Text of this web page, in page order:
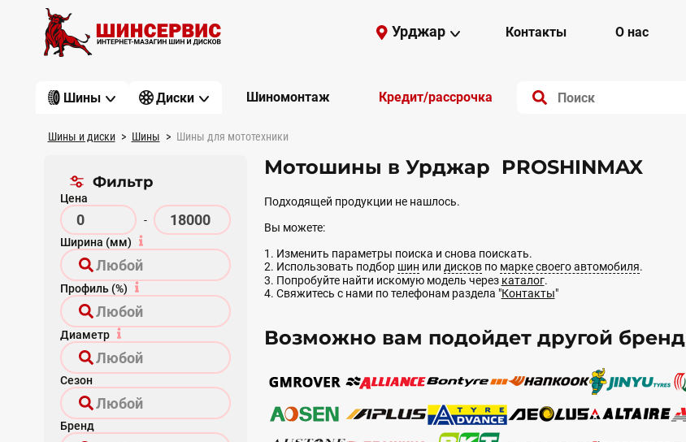
Урджар Контакты О нас
Шины Диски Шиномонтаж Кредит/рассрочка
Шины и диски Шины Шины для мототехники
Фильтр
Цена
-
Ширина (мм)
Профиль (%)
Диаметр
Сезон
Бренд
Мотошины в Урджар PROSHINMAX
Подходящей продукции не нашлось.
Вы можете:
1. Изменить параметры поиска и снова поискать.
2. Использовать подбор шин или дисковпо марке своего автомобиля.
3. Попробуйте найти искомую модель через каталог.
4. Свяжитесь с нами по телефонам раздела "Контакты"
Возможно вам подойдет другой бренд